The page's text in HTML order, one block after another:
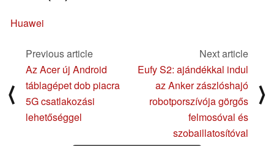
Huawei
⟨
Previous article
Az Acer új Android
táblagépet dob piacra
5G csatlakozási
lehetőséggel
Next article
Eufy S2: ajándékkal indul
az Anker zászlóshajó
robotporszívója görgős
felmosóval és
szobaillatosítóval
⟩